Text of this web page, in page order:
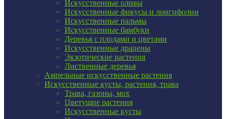
Искусственные оливы
Искусственные фикусы и лонгифолии
Искусственные пальмы
Искусственные бамбуки
Деревья с плодами и цветами
Искусственные драцены
Экзотические растения
Лиственные деревья
Ампельные искусственные растения
Искусственные кусты, растения, трава
Трава, газоны, мох
Цветущие растения
Искусственные кусты